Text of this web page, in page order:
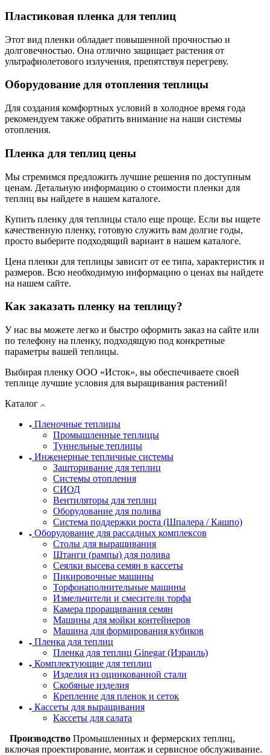
Пластиковая пленка для теплиц
Этот вид пленки обладает повышенной прочностью и
долговечностью. Она отлично защищает растения от
ультрафиолетового излучения, препятствуя перегреву.
Оборудование для отопления теплицы
Для создания комфортных условий в холодное время года
рекомендуем также обратить внимание на наши системы
отопления.
Пленка для теплиц цены
Мы стремимся предложить лучшие решения по доступным
ценам. Детальную информацию о стоимости пленки для
теплиц вы найдете в нашем каталоге.
Купить пленку для теплицы стало еще проще. Если вы ищете
качественную пленку, готовую служить вам долгие годы,
просто выберите подходящий вариант в нашем каталоге.
Цена пленки для теплицы зависит от ее типа, характеристик и
размеров. Всю необходимую информацию о ценах вы найдете
на нашем сайте.
Как заказать пленку на теплицу?
У нас вы можете легко и быстро оформить заказ на сайте или
по телефону на пленку, подходящую под конкретные
параметры вашей теплицы.
Выбирая пленку ООО «Исток», вы обеспечиваете своей
теплице лучшие условия для выращивания растений!
Каталог
Пленочные теплицы
Промышленные теплицы
Туннельные теплицы
Инженерные тепличные системы
Зашторивание для теплиц
Системы отопления
СИОД
Вентиляторы для теплиц
Оборудование для полива
Система поддержки роста (Шпалера / Кашпо)
Оборудование для рассадных комплексов
Столы для выращивания
Штанги (рампы) для полива
Сеялки высева семян в кассеты
Пикировочные машины
Торфонаполнительные машины
Измельчители и смесители торфа
Камера проращивания семян
Машины для мойки контейнеров
Машина для формирования кубиков
Пленка для теплиц
Пленка для теплиц Ginegar (Израиль)
Комплектующие для теплиц
Изделия из оцинкованной стали
Скобяные изделия
Крепление для пленок и сеток
Кассеты для выращивания
Кассеты для салата
Производство Промышленных и фермерских теплиц,
включая проектирование, монтаж и сервисное обслуживание.